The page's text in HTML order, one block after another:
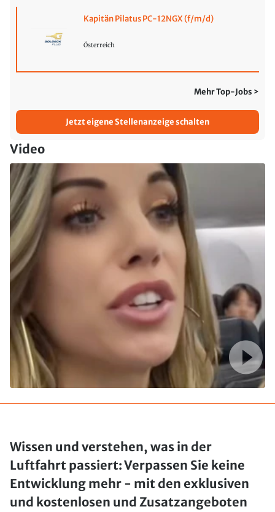
Kapitän Pilatus PC-12NGX (f/m/d)
Österreich
Mehr Top-Jobs >
Jetzt eigene Stellenanzeige schalten
Video
Wissen und verstehen, was in der
Luftfahrt passiert: Verpassen Sie keine
Entwicklung mehr - mit den exklusiven
und kostenlosen und Zusatzangeboten